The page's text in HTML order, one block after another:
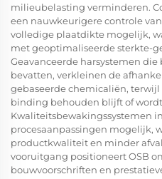
milieubelasting verminderen.
een nauwkeurigere controle
volledige plaatdikte mogelijk,
met geoptimaliseerde sterkte-
Geavanceerde harsystemen
bevatten, verkleinen de
gebaseerde chemicaliën,
binding behouden blijft of
Kwaliteitsbewakingssystemen
procesaanpassingen mogelijk,
productkwaliteit en minder
vooruitgang positioneert OSB
bouwvoorschriften en